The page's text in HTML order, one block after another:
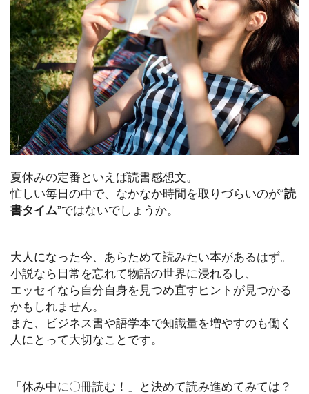
夏休みの定番といえば読書感想文。
忙しい毎日の中で、なかなか時間を取りづらいのが“読
書タイム”ではないでしょうか。
大人になった今、あらためて読みたい本があるはず。
小説なら日常を忘れて物語の世界に浸れるし、
エッセイなら自分自身を見つめ直すヒントが見つかる
かもしれません。
また、ビジネス書や語学本で知識量を増やすのも働く
人にとって大切なことです。
「休み中に〇冊読む！」と決めて読み進めてみては？